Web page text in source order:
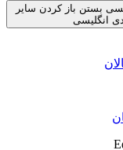
بستن باز کردن سایر
انگلیسی